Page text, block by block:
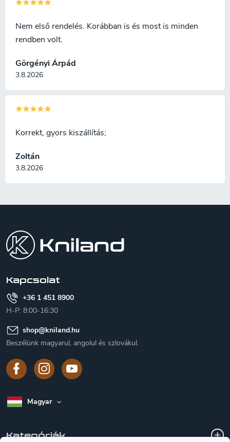
Görgényi Árpád
3.8.2026
Nem első rendelés. Korábban is és most is minden
rendben volt.
Zoltán
3.8.2026
Korrekt, gyors kiszállítás;
Kapcsolat
+36 1 451 8900
H-P: 8:00-16:30
shop@kniland.hu
Beszélünk magyarul, angolul és szlovákul.
Magyar
Kategóriák